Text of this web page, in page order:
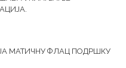
МАТИЧНУ ФЛАЦ ПОДРШКУ